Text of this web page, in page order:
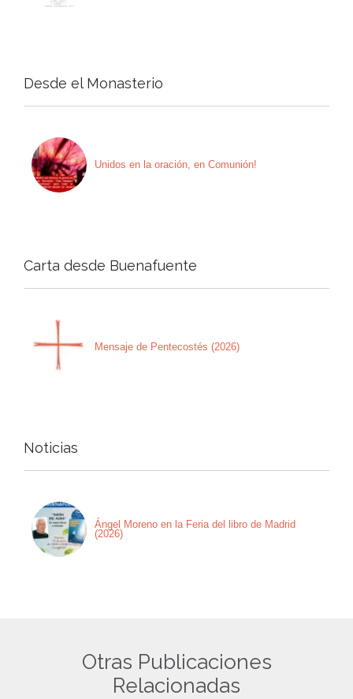
Desde el Monasterio
Unidos en la oración, en Comunión!
Carta desde Buenafuente
Mensaje de Pentecostés (2026)
Noticias
Ángel Moreno en la Feria del libro de Madrid
(2026)
Otras Publicaciones
Relacionadas